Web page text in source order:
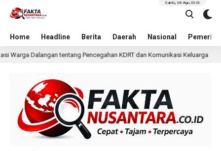
Home Headline Berita Daerah Nasional
Sabtu, 08 Agu 2026
KDRT dan Komunikasi Keluarga 1 hari lalu KKN Undip